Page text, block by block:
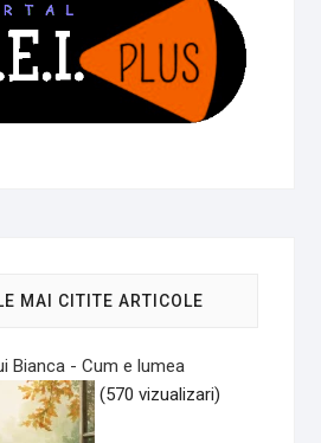
MAI CITITE ARTICOLE
Bianca - Cum e lumea
(570 vizualizari)